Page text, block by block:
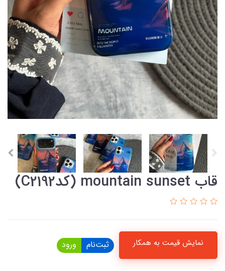
قاب mountain sunset (کدC2192)
نمایش قیمت به همکار ثبت‌نام ورود